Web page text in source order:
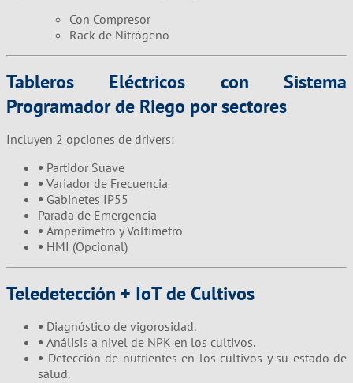
Con Compresor
Rack de Nitrógeno
Tableros Eléctricos con Sistema
Programador de Riego por sectores
Incluyen 2 opciones de drivers:
• Partidor Suave
• Variador de Frecuencia
• Gabinetes IP55
Parada de Emergencia
• Amperímetro y Voltímetro
• HMI (Opcional)
Teledetección + IoT de Cultivos
• Diagnóstico de vigorosidad.
• Análisis a nivel de NPK en los cultivos.
• Detección de nutrientes en los cultivos y su estado de
salud.